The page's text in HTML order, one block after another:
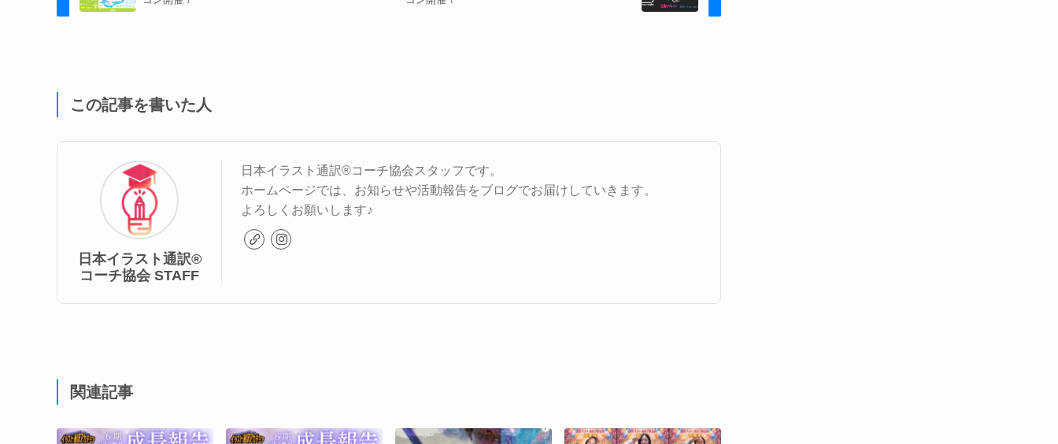
この記事を書いた人
日本イラスト通訳®︎
コーチ協会 STAFF
日本イラスト通訳®︎コーチ協会スタッフです。
ホームページでは、お知らせや活動報告をブログでお届けしていきます。
よろしくお願いします♪
関連記事